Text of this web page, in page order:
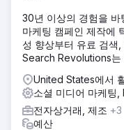
30년 이상의 경험을 바
마케팅 캠페인 제작에
성 향상부터 유료 검색,
Search Revolutions는
United States에서
소셜 미디어 마케팅
전자상거래, 제조 +3
예산